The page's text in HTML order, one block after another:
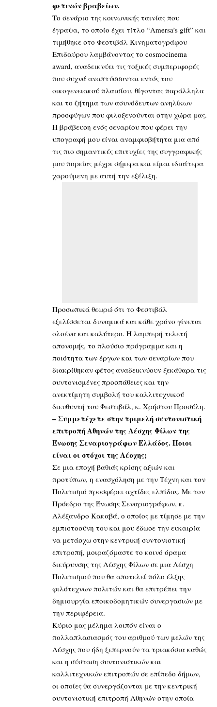
φετινών βραβείων.
Το σενάριο της κοινωνικής ταινίας που
έγραψα, το οποίο έχει τίτλο “Amersa’s gift” και
τιμήθηκε στο Φεστιβάλ Κινηματογράφου
Επιδαύρου λαμβάνοντας το cosmocinema
award, αναδεικνύει τις τοξικές συμπεριφορές
που συχνά αναπτύσσονται εντός του
οικογενειακού πλαισίου, θίγοντας παράλληλα
και το ζήτημα των ασυνόδευτων ανηλίκων
προσφύγων που φιλοξενούνται στην χώρα μας.
Η βράβευση ενός σεναρίου που φέρει την
υπογραφή μου είναι αναμφισβήτητα μια από
τις πιο σημαντικές επιτυχίες της συγγραφικής
μου πορείας μέχρι σήμερα και είμαι ιδιαίτερα
χαρούμενη με αυτή την εξέλιξη.
Προσωπικά θεωρώ ότι το Φεστιβάλ
εξελίσσεται δυναμικά και κάθε χρόνο γίνεται
ολοένα και καλύτερο. Η λαμπερή τελετή
απονομής, το πλούσιο πρόγραμμα και η
ποιότητα των έργων και των σεναρίων που
διακρίθηκαν φέτος αναδεικνύουν ξεκάθαρα τις
συντονισμένες προσπάθειες και την
ανεκτίμητη συμβολή του καλλιτεχνικού
διευθυντή του Φεστιβάλ, κ. Χρήστου Προσύλη.
– Συμμετέχετε στην τριμελή συντονιστική
επιτροπή Αθηνών της Λέσχης Φίλων της
Ένωσης Σεναριογράφων Ελλάδος. Ποιοι
είναι οι στόχοι της Λέσχης;
Σε μια εποχή βαθιάς κρίσης αξιών και
προτύπων, η ενασχόληση με την Τέχνη και τον
Πολιτισμό προσφέρει αχτίδες ελπίδας. Με τον
Πρόεδρο της Ένωσης Σεναριογράφων, κ.
Αλέξανδρο Κακαβά, ο οποίος με τίμησε με την
εμπιστοσύνη του και μου έδωσε την ευκαιρία
να μετάσχω στην κεντρική συντονιστική
επιτροπή, μοιραζόμαστε το κοινό όραμα
διεύρυνσης της Λέσχης Φίλων σε μια Λέσχη
Πολιτισμού που θα αποτελεί πόλο έλξης
φιλότεχνων πολιτών και θα επιτρέπει την
δημιουργία εποικοδομητικών συνεργασιών με
την περιφέρεια.
Κύριο μας μέλημα λοιπόν είναι ο
πολλαπλασιασμός του αριθμού των μελών της
Λέσχης που ήδη ξεπερνούν τα τριακόσια καθώς
και η σύσταση συντονιστικών και
καλλιτεχνικών επιτροπών σε επίπεδο δήμων,
οι οποίες θα συνεργάζονται με την κεντρική
συντονιστική επιτροπή Αθηνών στην οποία